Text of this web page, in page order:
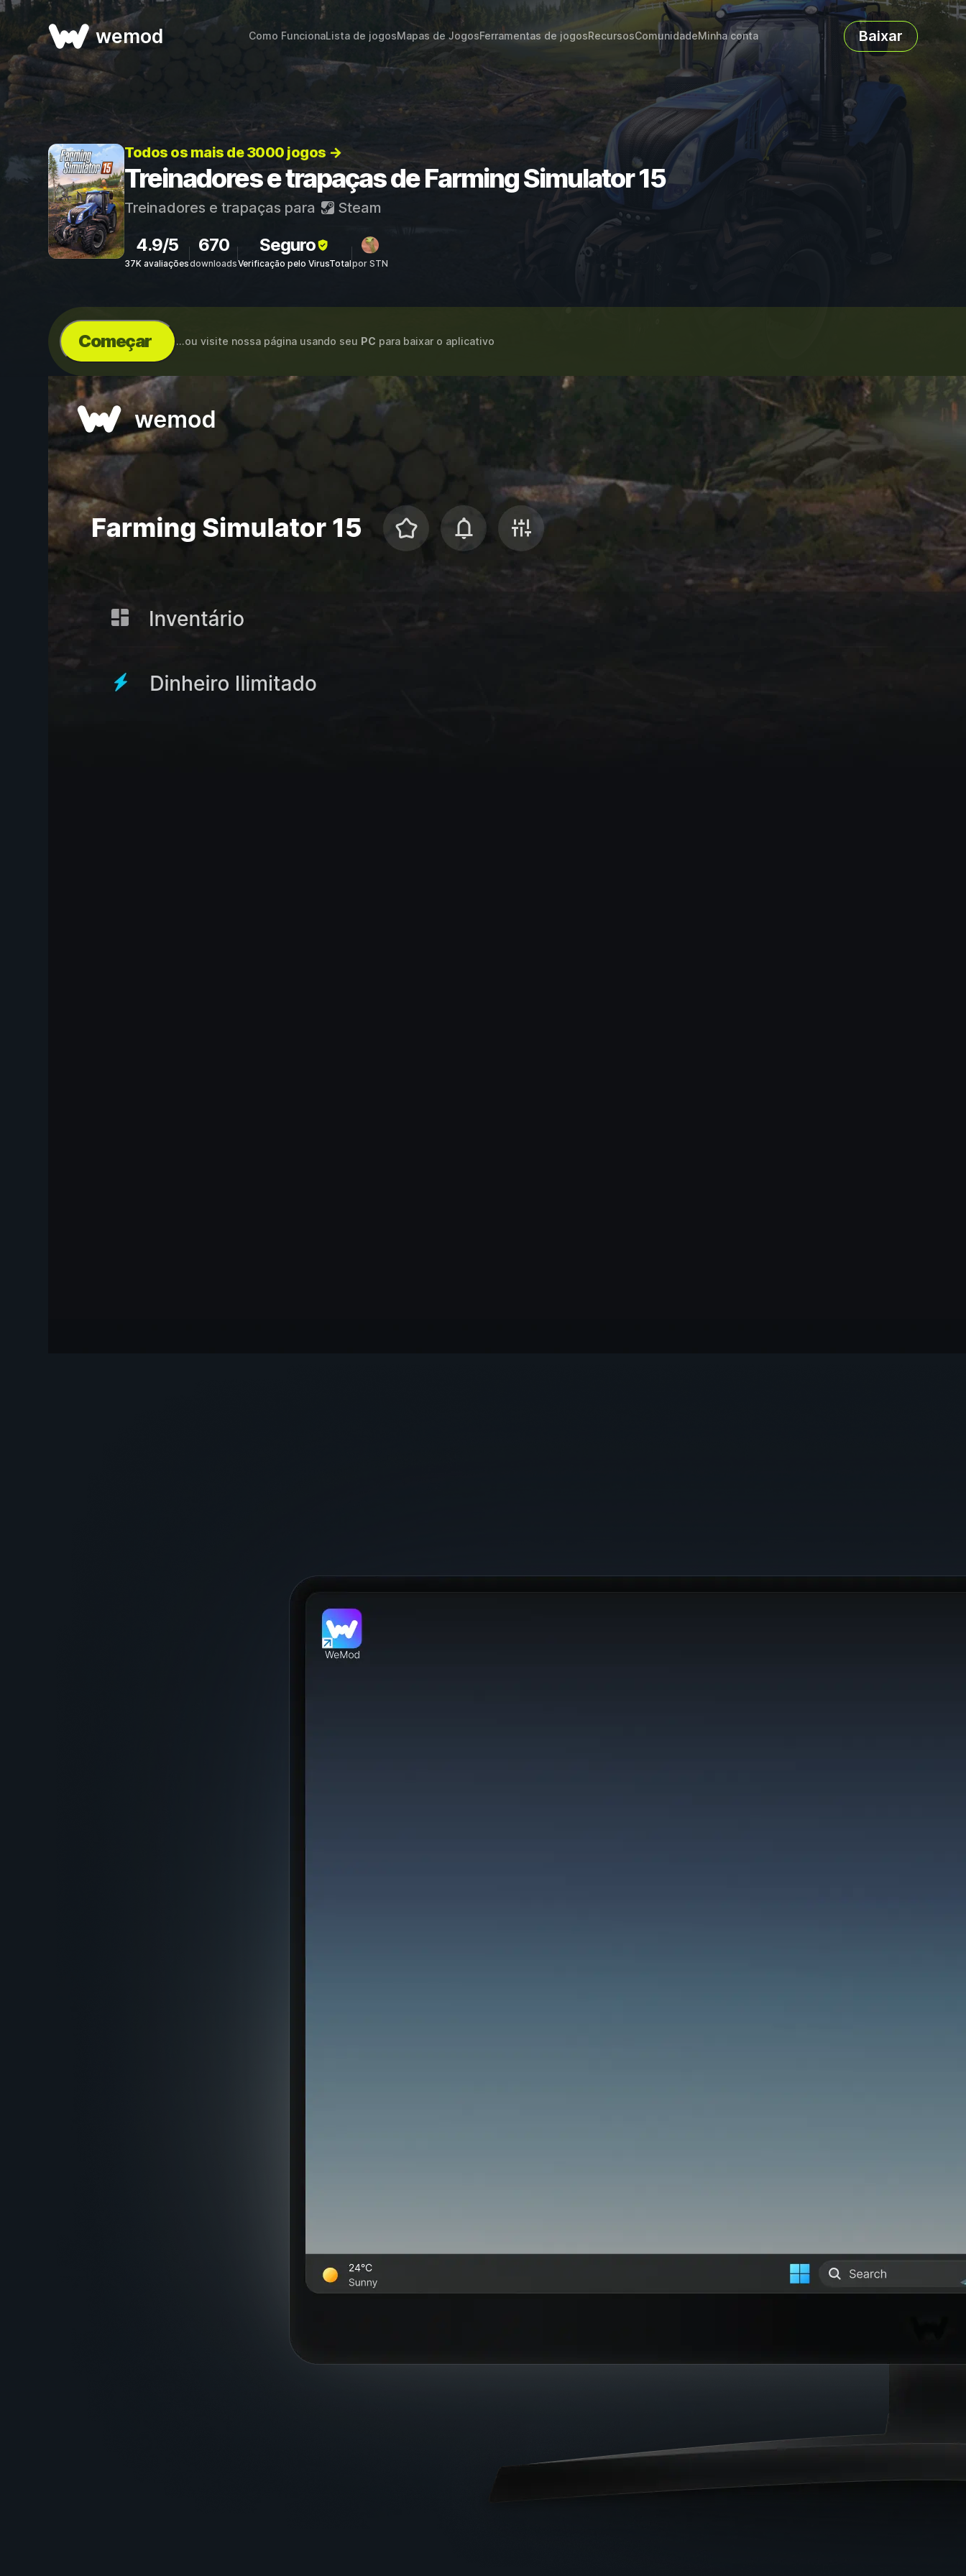
wemod Como FuncionaLista de jogosMapas de JogosFerramentas de jogosRecursosComunidadeMinha conta Baixar
Todos os mais de 3000 jogos →
Treinadores e trapaças de Farming Simulator 15
Treinadores e trapaças para Steam
4.9/5
37K avaliações
670
downloads
Seguro
Verificação pelo VirusTotalpor STN
Começar ...ou visite nossa página usando seu PC para baixar o aplicativo